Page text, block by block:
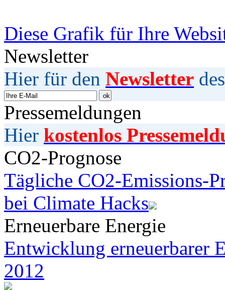
Diese Grafik für Ihre
Newsletter
Hier für den Newsletter
Pressemeldungen
Hier kostenlos
CO2-Prognose
Tägliche CO2-Emissions-
bei Climate Hacks
Erneuerbare Energie
Entwicklung erneuerbarer
2012